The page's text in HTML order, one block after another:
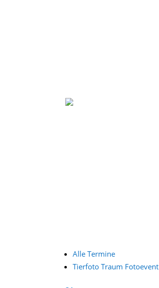
Alle Termine
Tierfoto Traum Fotoevent